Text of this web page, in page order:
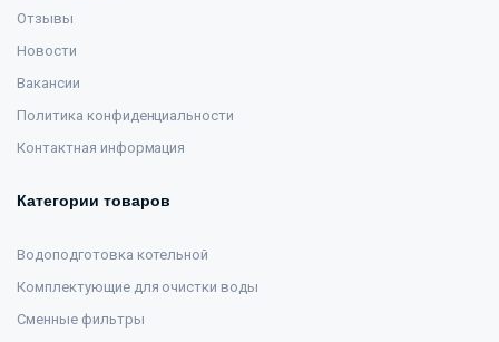
Отзывы
Новости
Вакансии
Политика конфиденциальности
Контактная информация
Категории товаров
Водоподготовка котельной
Комплектующие для очистки воды
Сменные фильтры